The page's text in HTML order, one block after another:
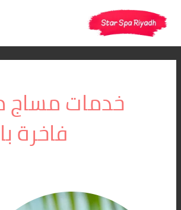
المحتوى
خدمات مساج
فاخرة